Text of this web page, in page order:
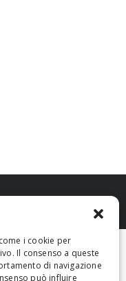
i cookie per
Il consenso a queste
di navigazione
può influire